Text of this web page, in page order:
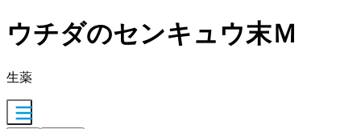
ウチダのセンキュウ末Ｍ
生薬